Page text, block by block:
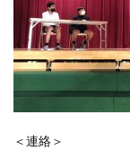
＜連絡＞